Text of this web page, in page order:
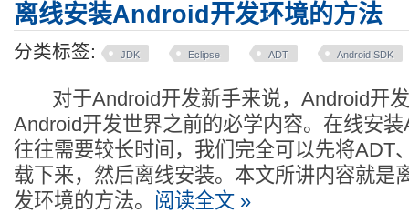
离线安装Android开发环境的方法
分类标签: JDK Eclipse ADT Android SDK
对于Android开发新手来说，Android开
Android开发世界之前的必学内容。在线安
往往需要较长时间，我们完全可以先将ADT
载下来，然后离线安装。本文所讲内容就是
发环境的方法。 阅读全文 »